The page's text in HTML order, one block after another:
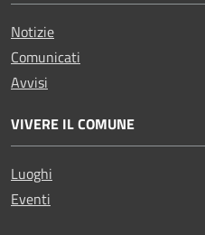
Notizie
Comunicati
Avvisi
VIVERE IL COMUNE
Luoghi
Eventi